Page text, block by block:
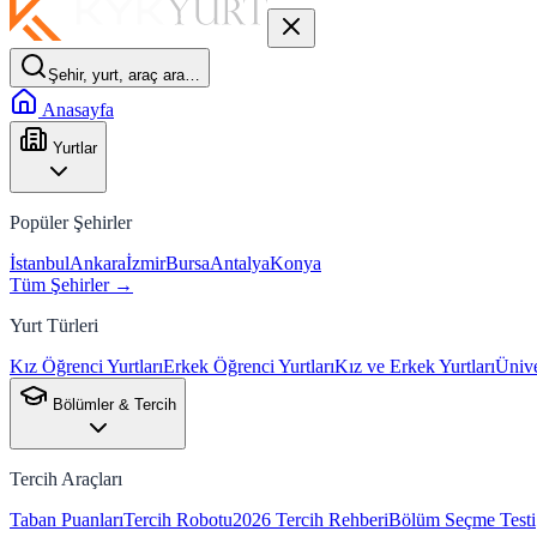
Şehir, yurt, araç ara…
Anasayfa
Yurtlar
Popüler Şehirler
İstanbulAnkaraİzmirBursaAntalyaKonya
Tüm Şehirler →
Yurt Türleri
Kız Öğrenci YurtlarıErkek Öğrenci YurtlarıKız ve Erkek Yurtları
Bölümler & Tercih
Tercih Araçları
Taban PuanlarıTercih Robotu2026 Tercih RehberiBölüm Seçme Testi